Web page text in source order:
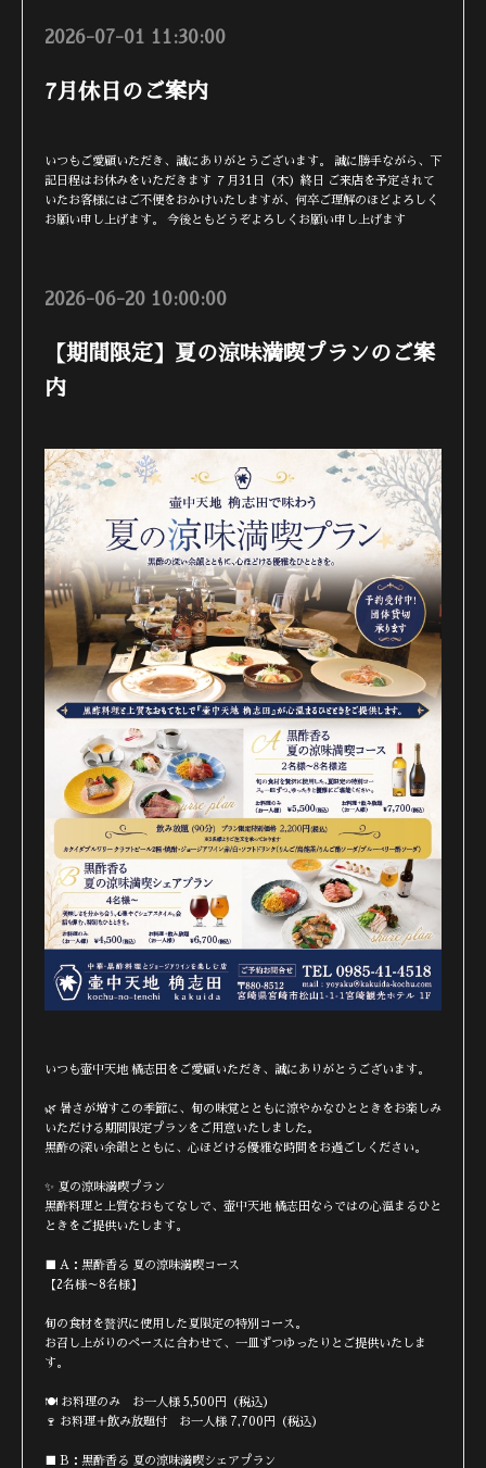
2026-07-01 11:30:00
7月休日のご案内
いつもご愛顧いただき、誠にありがとうございます。 誠に勝手ながら、下
記日程はお休みをいただきます ７月31日（木）終日 ご来店を予定されて
いたお客様にはご不便をおかけいたしますが、何卒ご理解のほどよろしく
お願い申し上げます。 今後ともどうぞよろしくお願い申し上げます
2026-06-20 10:00:00
【期間限定】夏の涼味満喫プランのご案
内
いつも壷中天地 橘志田をご愛顧いただき、誠にありがとうございます。
🌿 暑さが増すこの季節に、旬の味覚とともに涼やかなひとときをお楽しみ
いただける期間限定プランをご用意いたしました。
黒酢の深い余韻とともに、心ほどける優雅な時間をお過ごしください。
✨ 夏の涼味満喫プラン
黒酢料理と上質なおもてなしで、壷中天地 橘志田ならではの心温まるひと
ときをご提供いたします。
■ A：黒酢香る 夏の涼味満喫コース
【2名様～8名様】
旬の食材を贅沢に使用した夏限定の特別コース。
お召し上がりのペースに合わせて、一皿ずつゆったりとご提供いたしま
す。
🍽 お料理のみ お一人様 5,500円（税込）
🍷 お料理＋飲み放題付 お一人様 7,700円（税込）
■ B：黒酢香る 夏の涼味満喫シェアプラン